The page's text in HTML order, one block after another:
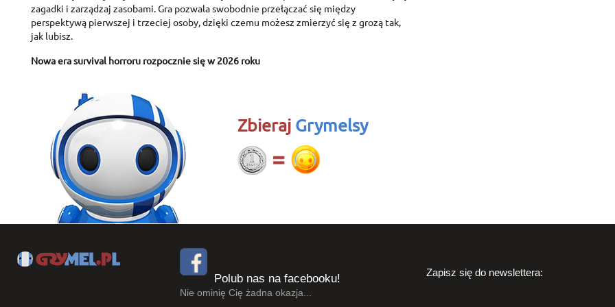
zagadki i zarządzaj zasobami. Gra pozwala swobodnie przełączać się między
perspektywą pierwszej i trzeciej osoby, dzięki czemu możesz zmierzyć się z grozą tak,
jak lubisz.
Nowa era survival horroru rozpocznie się w 2026 roku
Zbieraj Grymelsy
Polub nas na facebooku!
Nie ominię Cię żadna okazja...
Zapisz się do newslettera: